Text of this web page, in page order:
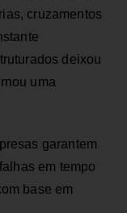
cruzamentos
deixou
uma
garantem
em tempo
base em